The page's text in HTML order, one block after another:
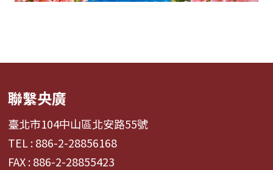
聯繫央廣
臺北市104中山區北安路55號
TEL : 886-2-28856168
FAX : 886-2-28855423